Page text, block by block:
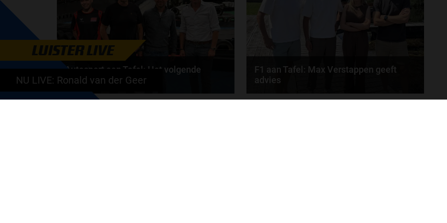
Autosport aan Tafel: Het volgende
Nederlandse racetalent
Hoe klim je naar te top in de racewereld? Wat is er
F1 aan Tafel: Max Verstappen geeft
advies
Max Verstappen adviseert Red Bull. Gaat George
LUISTER LIVE
NU LIVE: Ronald van der Geer